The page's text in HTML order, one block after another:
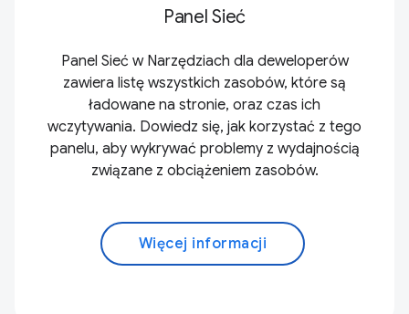
Panel Sieć
Panel Sieć w Narzędziach dla deweloperów
zawiera listę wszystkich zasobów, które są
ładowane na stronie, oraz czas ich
wczytywania. Dowiedz się, jak korzystać z tego
panelu, aby wykrywać problemy z wydajnością
związane z obciążeniem zasobów.
Więcej informacji